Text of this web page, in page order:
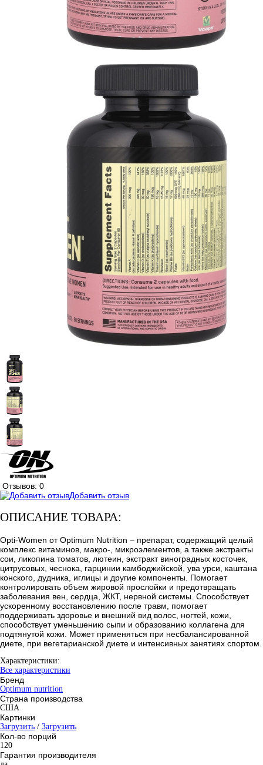
Отзывов: 0
Добавить отзыв
ОПИСАНИЕ ТОВАРА:
Opti-Women от Optimum Nutrition – препарат, содержащий целый
комплекс витаминов, макро-, микроэлементов, а также экстракты
сои, ликопина томатов, лютеин, экстракт виноградных косточек,
цитрусовых, чеснока, гарцинии камбоджийской, ува урси, каштана
конского, дудника, иглицы и другие компоненты. Помогает
контролировать объем жировой прослойки и предотвращать
заболевания вен, сердца, ЖКТ, нервной системы. Способствует
ускоренному восстановлению после травм, помогает
поддерживать здоровье и внешний вид волос, ногтей, кожи,
способствует уменьшению сыпи и образованию коллагена для
подтянутой кожи. Может применяться при несбалансированной
диете, при вегетарианской диете и интенсивных занятиях спортом.
Характеристики:
Все характеристики
Бренд
Optimum nutrition
Страна производства
США
Картинки
Загрузить / Загрузить
Кол-во порций
120
Гарантия производителя